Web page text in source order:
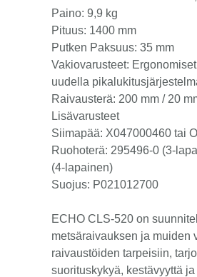
Paino: 9,9 kg
Pituus: 1400 mm
Putken Paksuus: 35 mm
Vakiovarusteet:
uudella
Raivausterä: 200 mm / 20
Lisävarusteet
Siimapää: X047000460 tai
Ruohoterä: 295496-0 (3-
(4-lapainen)
Suojus: P021012700
ECHO CLS-520 on
metsäraivauksen ja muiden
raivaustöiden tarpeisiin,
suorituskykyä, kestävyyttä